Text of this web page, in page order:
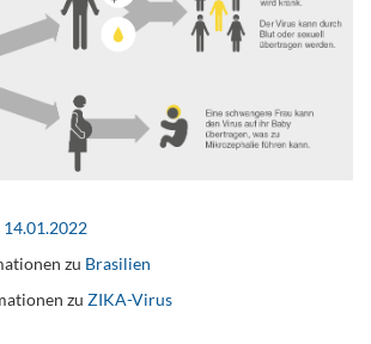
14.01.2022
zu Brasilien
zu ZIKA-Virus